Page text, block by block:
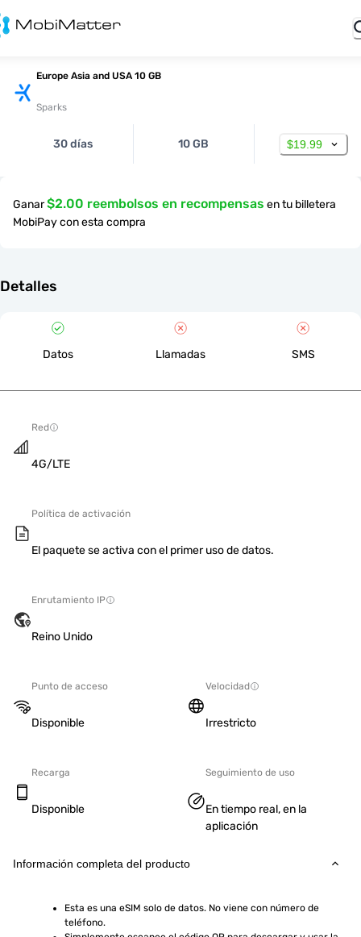
Europe Asia and USA 10 GB
Sparks
30 días 10 GB $19.99
Ganar$2.00 reembolsos en recompensas en tu billetera
MobiPay con esta compra
Detalles
Datos Llamadas SMS
Red
4G/LTE
Política de activación
El paquete se activa con el primer uso de datos.
Enrutamiento IP
Reino Unido
Punto de acceso
Disponible
Velocidad
Irrestricto
Recarga
Disponible
Seguimiento de uso
En tiempo real, en la
aplicación
Información completa del producto
Esta es una eSIM solo de datos. No viene con número de
teléfono.